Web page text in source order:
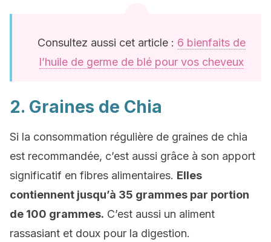
Consultez aussi cet article : 6 bienfaits de
l’huile de germe de blé pour vos cheveux
2. Graines de Chia
Si la consommation régulière de graines de chia
est recommandée, c’est aussi grâce à son apport
significatif en fibres alimentaires. Elles
contiennent jusqu’à 35 grammes par portion
de 100 grammes. C’est aussi un aliment
rassasiant et doux pour la digestion.